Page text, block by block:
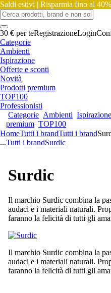
Saldi estivi | Risparmia fino al
30 € per teRegistrazioneLogin
Categorie
Ambienti
Ispirazione
Offerte e sconti
Novità
Prodotti premium
TOP100
Professionisti
Categorie Ambienti Ispirazione
premium TOP100
HomeTutti i brandTutti i brand
...Tutti i brandSurdic
Surdic
Il marchio Surdic combina la
audaci e i materiali naturali.
faranno la felicità di tutti gli
Il marchio Surdic combina la
audaci e i materiali naturali.
faranno la felicità di tutti gli